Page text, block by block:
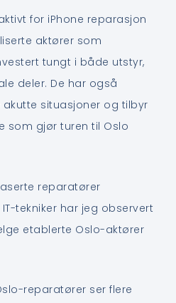
for iPhone reparasjon
aktører som
tungt i både utstyr,
deler. De har også
situasjoner og tilbyr
som gjør turen til Oslo
reparatører
tekniker har jeg observert
etablerte Oslo-aktører
reparatører ser flere